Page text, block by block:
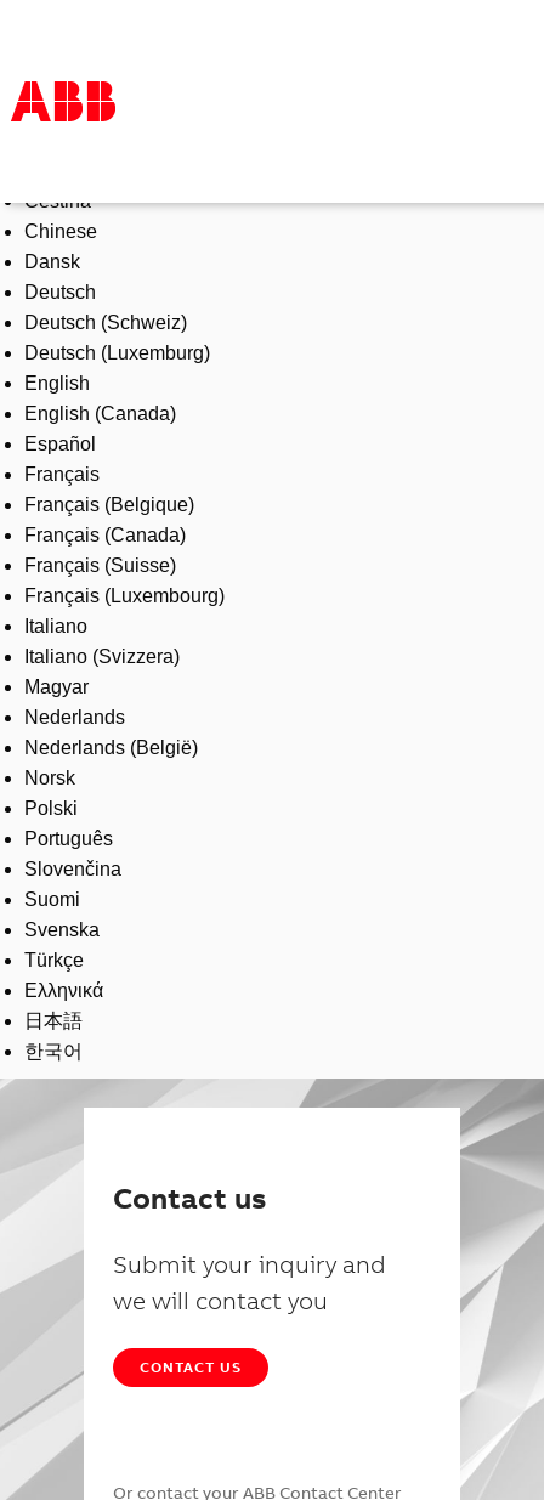
Products & Solutions
Industries
Services
About us
Where to buy
Contact us
Careers
Čeština
Chinese
Dansk
Deutsch
Deutsch (Schweiz)
Deutsch (Luxemburg)
English
English (Canada)
Español
Français
Français (Belgique)
Français (Canada)
Français (Suisse)
Français (Luxembourg)
Italiano
Italiano (Svizzera)
Magyar
Nederlands
Nederlands (België)
Norsk
Polski
Português
Slovenčina
Suomi
Svenska
Türkçe
Ελληνικά
日本語
한국어
Contact us
Submit your inquiry and
we will contact you
CONTACT US
Or contact your ABB Contact Center